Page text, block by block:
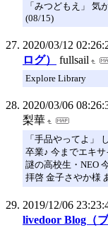
「みつどもえ」 気
(08/15)
2020/03/12
ログ）
fullsail
Explore Library
2020/03/06
梨華
「手品やってよ」
卒業♪ 今までエキ
謎の高校生・NEO
拝啓 金子さやか様
2019/12/06
livedoor Blog（ブ